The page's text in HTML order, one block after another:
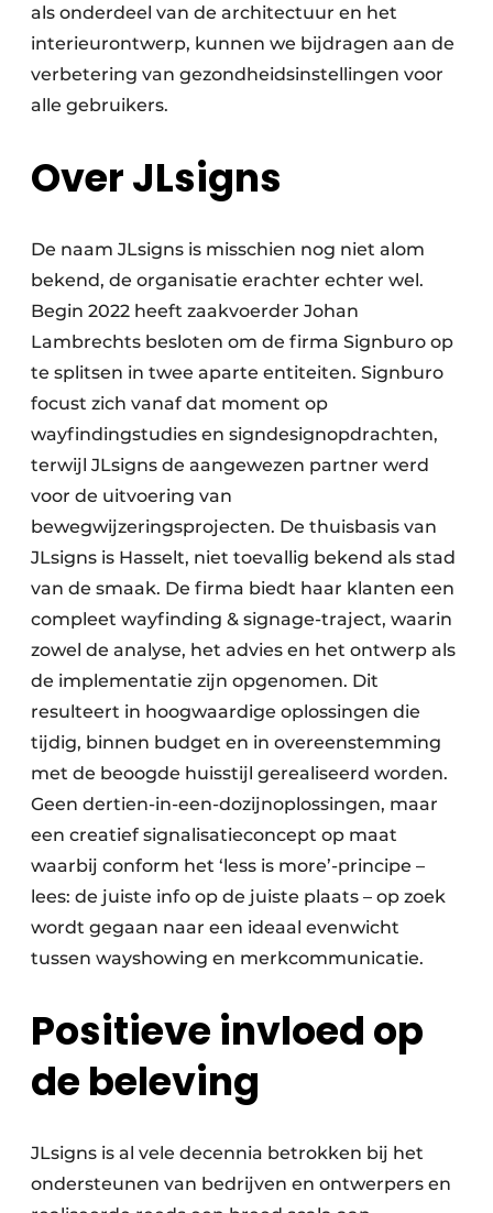
als onderdeel van de architectuur en het
interieurontwerp, kunnen we bijdragen aan de
verbetering van gezondheidsinstellingen voor
alle gebruikers.
Over JLsigns
De naam JLsigns is misschien nog niet alom
bekend, de organisatie erachter echter wel.
Begin 2022 heeft zaakvoerder Johan
Lambrechts besloten om de firma Signburo op
te splitsen in twee aparte entiteiten. Signburo
focust zich vanaf dat moment op
wayfindingstudies en signdesignopdrachten,
terwijl JLsigns de aangewezen partner werd
voor de uitvoering van
bewegwijzeringsprojecten. De thuisbasis van
JLsigns is Hasselt, niet toevallig bekend als stad
van de smaak. De firma biedt haar klanten een
compleet wayfinding & signage-traject, waarin
zowel de analyse, het advies en het ontwerp als
de implementatie zijn opgenomen. Dit
resulteert in hoogwaardige oplossingen die
tijdig, binnen budget en in overeenstemming
met de beoogde huisstijl gerealiseerd worden.
Geen dertien-in-een-dozijnoplossingen, maar
een creatief signalisatieconcept op maat
waarbij conform het ‘less is more’-principe –
lees: de juiste info op de juiste plaats – op zoek
wordt gegaan naar een ideaal evenwicht
tussen wayshowing en merkcommunicatie.
Positieve invloed op
de beleving
JLsigns is al vele decennia betrokken bij het
ondersteunen van bedrijven en ontwerpers en